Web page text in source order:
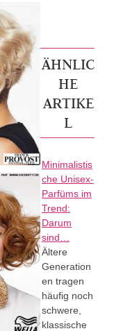
ÄHNLIC
HE
ARTIKE
L
Minimalistis
che Unisex-
Parfüms im
Trend:
Darum
sind…
Ältere
Generation
en tragen
häufig noch
schwere,
klassische